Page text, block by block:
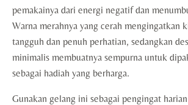
pemakainya dari energi negatif dan
Warna merahnya yang cerah mengingatkan
tangguh dan penuh perhatian, sedangkan
minimalis membuatnya sempurna untuk
sebagai hadiah yang berharga.
Gunakan gelang ini sebagai pengingat